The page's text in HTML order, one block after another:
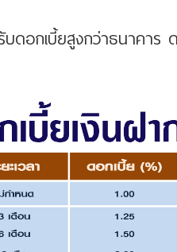
อกเบี้ยสูงกว่าธนาคาร